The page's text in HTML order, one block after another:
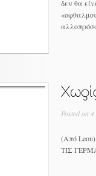
δεν θα
Posted on
(Από
ΤΙΣ